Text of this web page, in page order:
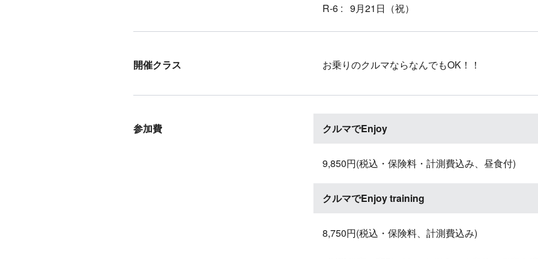
R-6 : 9月21日（祝）
開催クラス お乗りのクルマならなんでもOK！！
参加費 クルマでEnjoy
9,850円(税込・保険料・計測費込み、昼食付)
クルマでEnjoy training
8,750円(税込・保険料、計測費込み)